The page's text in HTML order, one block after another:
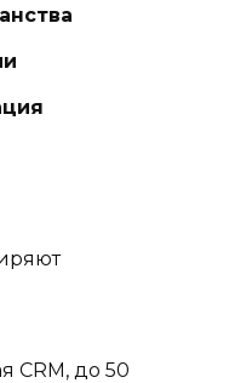
CRM, до 50